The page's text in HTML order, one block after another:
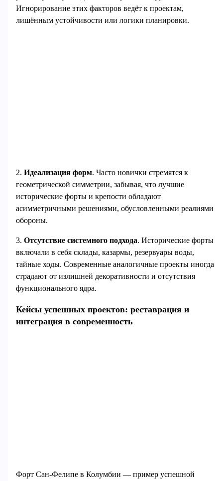
Игнорирование этих факторов ведёт к проектам,
лишённым устойчивости или логики планировки.
2. Идеализация форм. Часто новички стремятся к
геометрической симметрии, забывая, что лучшие
исторические форты и крепости обладают
асимметричными решениями, обусловленными реалиями
обороны.
3. Отсутствие системного подхода. Исторические форты
включали в себя склады, казармы, резервуары воды,
тайные ходы. Современные аналогичные проекты иногда
страдают от излишней декоративности и отсутствия
функционального ядра.
Кейсы успешных проектов: реставрация и
интеграция в современность
Форт Сан-Фелипе в Колумбии — пример успешной